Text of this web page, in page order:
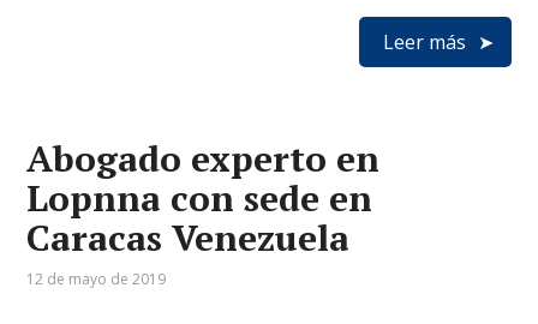
Leer más
Abogado experto en
Lopnna con sede en
Caracas Venezuela
12 de mayo de 2019